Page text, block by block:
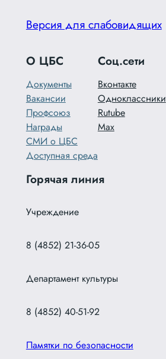
Версия для слабовидящих
О ЦБС
Документы
Вакансии
Профсоюз
Награды
СМИ о ЦБС
Доступная среда
Соц.сети
Вконтакте
Одноклассники
Rutube
Max
Горячая линия
Учреждение
8 (4852) 21-36-05
Департамент культуры
8 (4852) 40-51-92
Памятки по безопасности